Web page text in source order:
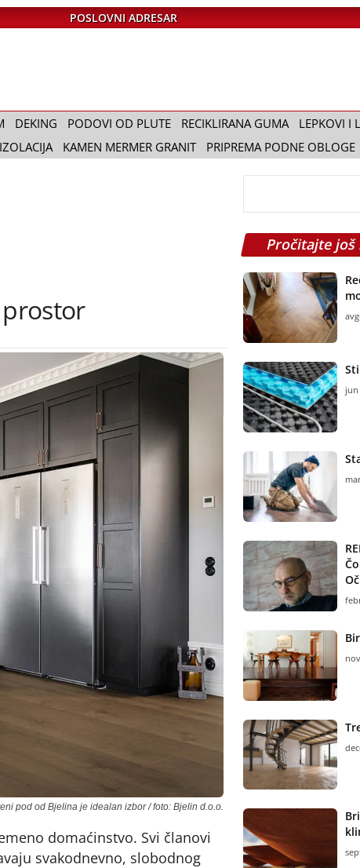
POSLOVNI ADRESAR
DEKING PODOVI OD PLUTE RECIKLIRANA GUMA
LEPKOVI I
KAMEN MERMER GRANIT PRIPREMA PODNE OBLOGE
pod od Bjelina je idealan izbor / foto: Bjelin d.o.o.
domaćinstvo. Svi članovi
svakodnevno, slobodnog
Pročitajte još
jun